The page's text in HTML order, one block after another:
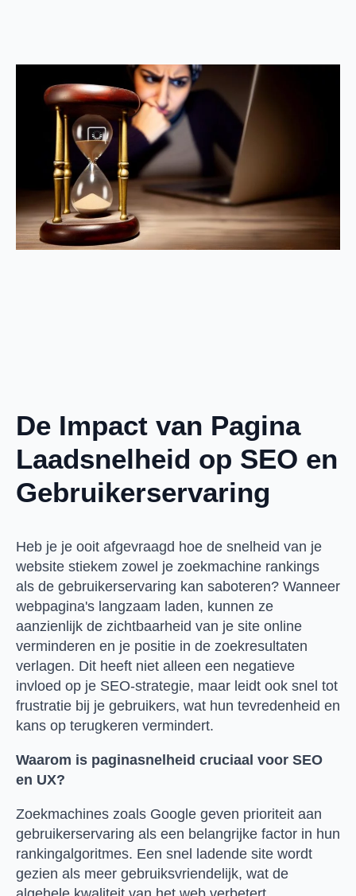
De Impact van Pagina
Laadsnelheid op SEO en
Gebruikerservaring
Heb je je ooit afgevraagd hoe de snelheid van je
website stiekem zowel je zoekmachine rankings
als de gebruikerservaring kan saboteren? Wanneer
webpagina's langzaam laden, kunnen ze
aanzienlijk de zichtbaarheid van je site online
verminderen en je positie in de zoekresultaten
verlagen. Dit heeft niet alleen een negatieve
invloed op je SEO-strategie, maar leidt ook snel tot
frustratie bij je gebruikers, wat hun tevredenheid en
kans op terugkeren vermindert.
Waarom is paginasnelheid cruciaal voor SEO
en UX?
Zoekmachines zoals Google geven prioriteit aan
gebruikerservaring als een belangrijke factor in hun
rankingalgoritmes. Een snel ladende site wordt
gezien als meer gebruiksvriendelijk, wat de